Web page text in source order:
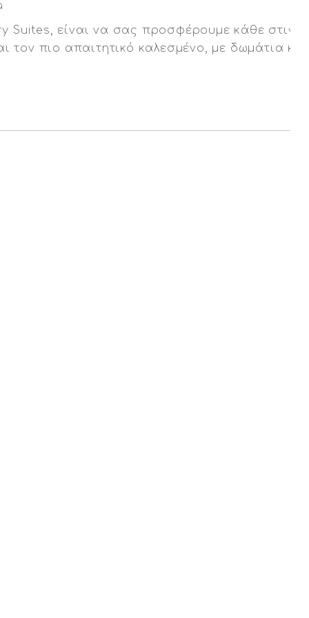
είναι να σας προσφέρουμε κάθε
τον πιο απαιτητικό καλεσμένο, με δωμάτια